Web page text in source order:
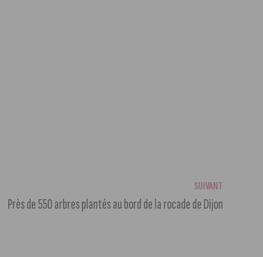
SUIVANT
Près de 550 arbres plantés au bord de la rocade de Dijon